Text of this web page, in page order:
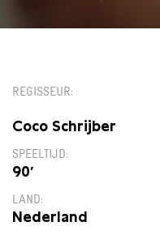
REGISSEUR
Coco Schrijber
SPEELTIJD
90′
LAND
Nederland